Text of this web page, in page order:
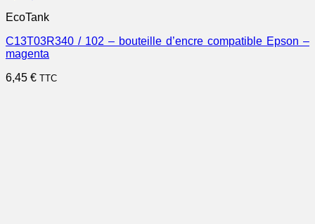
EcoTank
C13T03R340 / 102 – bouteille d’encre compatible Epson –
magenta
6,45 € TTC